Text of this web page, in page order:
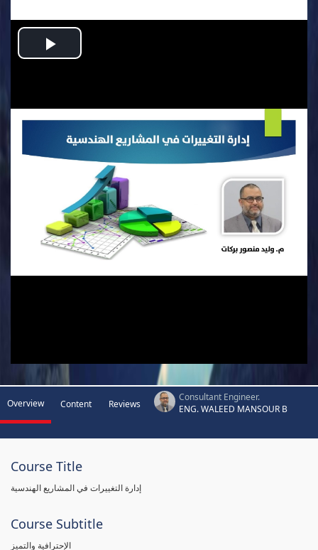
Play
Overview Content Reviews
Consultant Engineer.
ENG. WALEED MANSOUR B
Course Title
إدارة التغييرات في المشاريع الهندسية
Course Subtitle
الإحترافية والتميز